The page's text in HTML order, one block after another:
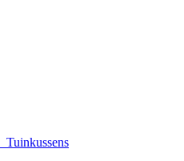
Tuinkussens